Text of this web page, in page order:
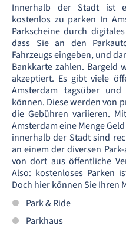
Innerhalb der Stadt ist
kostenlos zu parken In
Parkscheine durch
dass Sie an den
Fahrzeugs eingeben, und
Bankkarte zahlen. Bargeld
akzeptiert. Es gibt viele
Amsterdam tagsüber
können. Diese werden von
die Gebühren variieren.
Amsterdam eine Menge
innerhalb der Stadt sind
an einem der diversen
von dort aus öffentliche
Also: kostenloses Parken
Doch hier können Sie Ihren
Park & Ride
Parkhaus